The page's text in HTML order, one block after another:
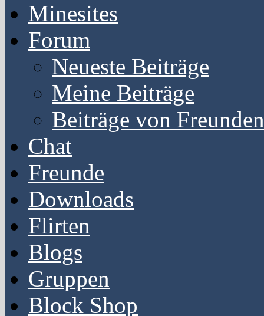
Minesites
Forum
Neueste Beiträge
Meine Beiträge
Beiträge von Freunden
Chat
Freunde
Downloads
Flirten
Blogs
Gruppen
Block Shop